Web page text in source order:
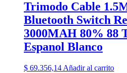
Trimodo Cable
Bluetooth Switch
3000MAH 80% 88
Espanol Blanco
$ 69.356,14 Añadir al carrito